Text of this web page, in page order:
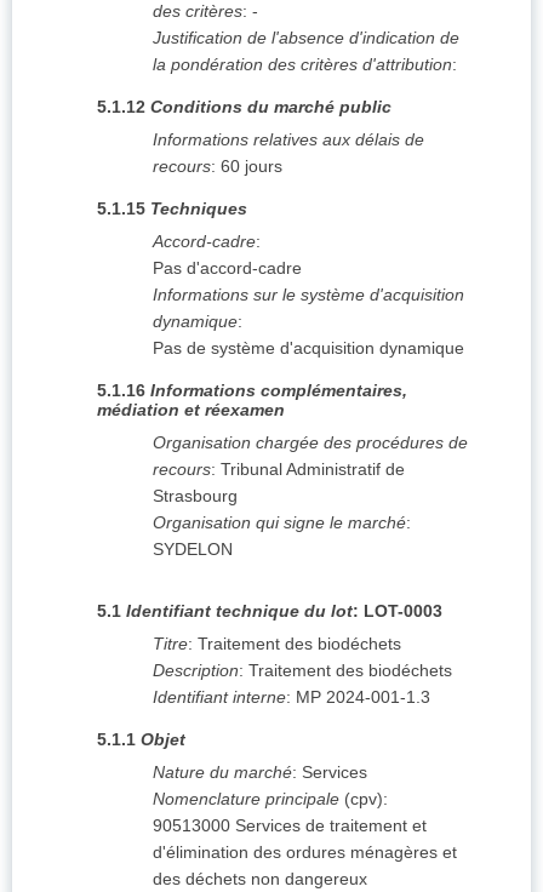
des critères: -
Justification de l'absence d'indication de
la pondération des critères d'attribution:
5.1.12 Conditions du marché public
Informations relatives aux délais de
recours: 60 jours
5.1.15 Techniques
Accord-cadre:
Pas d'accord-cadre
Informations sur le système d'acquisition
dynamique:
Pas de système d'acquisition dynamique
5.1.16 Informations complémentaires,
médiation et réexamen
Organisation chargée des procédures de
recours: Tribunal Administratif de
Strasbourg
Organisation qui signe le marché:
SYDELON
5.1 Identifiant technique du lot: LOT-0003
Titre: Traitement des biodéchets
Description: Traitement des biodéchets
Identifiant interne: MP 2024-001-1.3
5.1.1 Objet
Nature du marché: Services
Nomenclature principale (cpv):
90513000 Services de traitement et
d'élimination des ordures ménagères et
des déchets non dangereux